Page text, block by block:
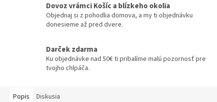
Dovoz vrámci Košíc a blízkeho okolia
Objednaj si z pohodlia domova, a my ti objednávku
donesieme až pred dvere.
Darček zdarma
Ku objednávke nad 50€ ti pribalíme malú pozornosť pre
tvojho chlpáča.
Popis Diskusia